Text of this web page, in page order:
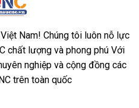
Nam! Chúng tôi luôn nỗ lực
chất lượng và phong phú Với
nghiệp và cộng đồng các
trên toàn quốc